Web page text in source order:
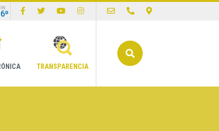
TRANSPARENCIA